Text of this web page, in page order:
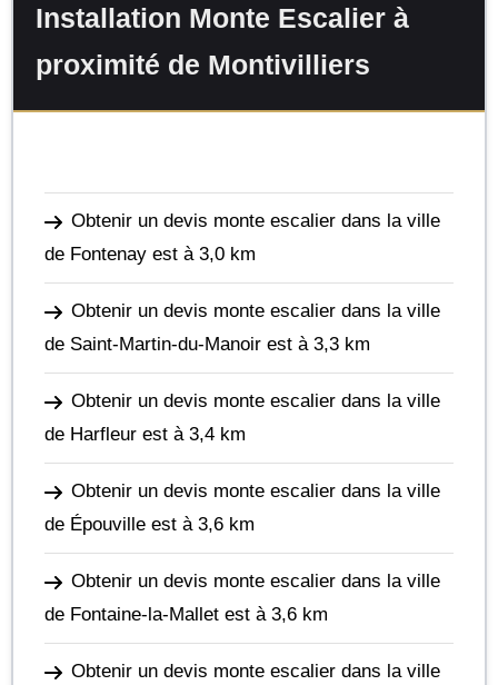
Installation Monte Escalier à
proximité de Montivilliers
Obtenir un devis monte escalier dans la ville
de Fontenay est à 3,0 km
Obtenir un devis monte escalier dans la ville
de Saint-Martin-du-Manoir est à 3,3 km
Obtenir un devis monte escalier dans la ville
de Harfleur est à 3,4 km
Obtenir un devis monte escalier dans la ville
de Épouville est à 3,6 km
Obtenir un devis monte escalier dans la ville
de Fontaine-la-Mallet est à 3,6 km
Obtenir un devis monte escalier dans la ville